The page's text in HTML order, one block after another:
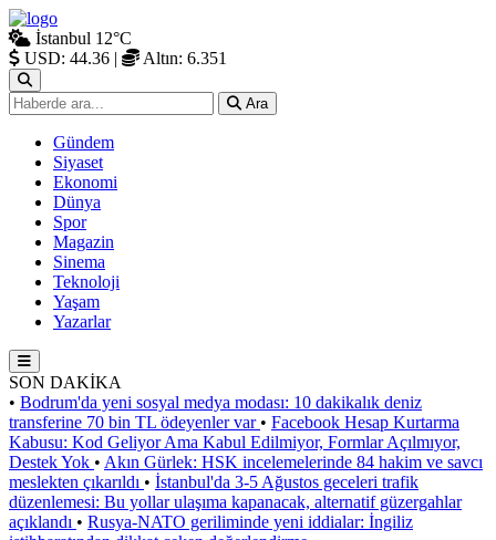
İstanbul 12°C
USD: 44.36 | Altın: 6.351
Ara
Gündem
Siyaset
Ekonomi
Dünya
Spor
Magazin
Sinema
Teknoloji
Yaşam
Yazarlar
SON DAKİKA
• Bodrum'da yeni sosyal medya modası: 10 dakikalık deniz
transferine 70 bin TL ödeyenler var • Facebook Hesap Kurtarma
Kabusu: Kod Geliyor Ama Kabul Edilmiyor, Formlar Açılmıyor,
Destek Yok • Akın Gürlek: HSK incelemelerinde 84 hakim ve savcı
meslekten çıkarıldı • İstanbul'da 3-5 Ağustos geceleri trafik
düzenlemesi: Bu yollar ulaşıma kapanacak, alternatif güzergahlar
açıklandı • Rusya-NATO geriliminde yeni iddialar: İngiliz